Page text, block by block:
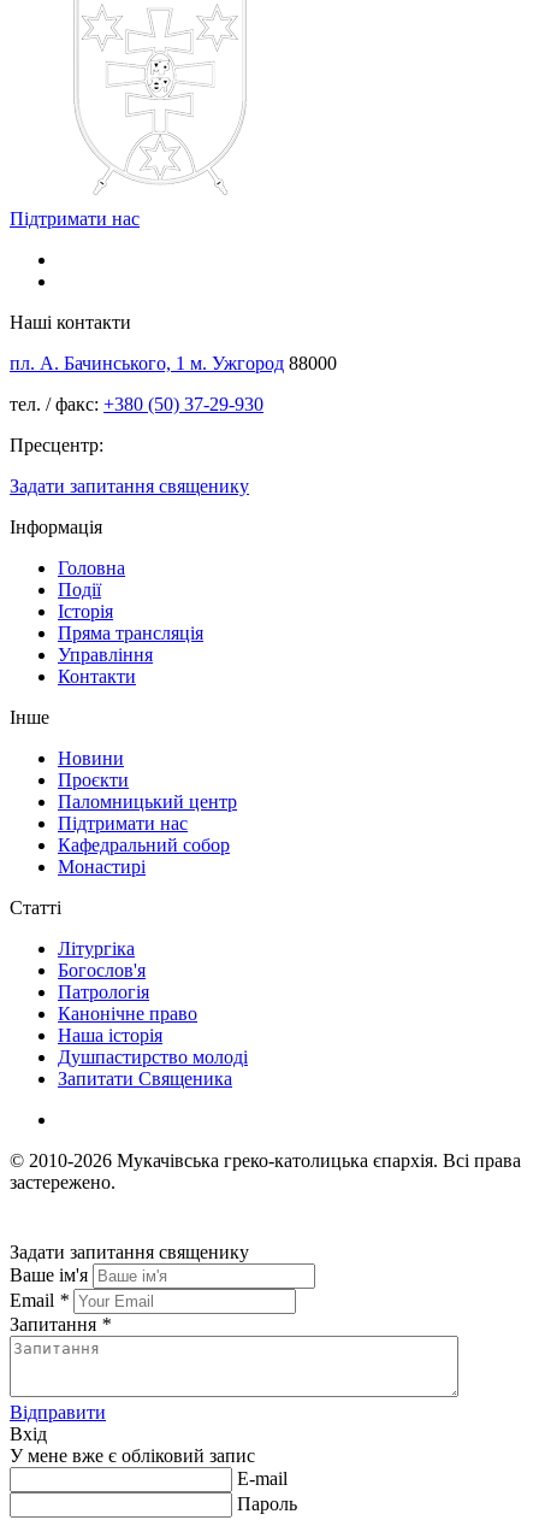
Підтримати нас
Наші контакти
пл. А. Бачинського, 1 м. Ужгород 88000
тел. / факс: +380 (50) 37-29-930
Пресцентр:
Задати запитання священику
Інформація
Головна
Події
Історія
Пряма трансляція
Управління
Контакти
Інше
Новини
Проєкти
Паломницький центр
Підтримати нас
Кафедральний собор
Монастирі
Статті
Літургіка
Богослов'я
Патрологія
Канонічне право
Наша історія
Душпастирство молоді
Запитати Священика
© 2010-2026 Мукачівська греко-католицька єпархія. Всі права
застережено.
Задати запитання священику
Ваше ім'я
Email *
Запитання *
Відправити
Вхід
У мене вже є обліковий запис
E-mail
Пароль